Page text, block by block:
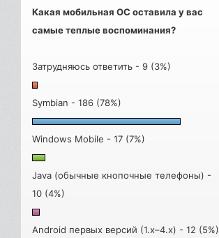
Какая мобильная ОС оставила у вас
самые теплые воспоминания?
Затрудняюсь ответить - 9 (3%)
Symbian - 186 (78%)
Windows Mobile - 17 (7%)
Java (обычные кнопочные телефоны) -
10 (4%)
Android первых версий (1.x–4.x) - 12 (5%)